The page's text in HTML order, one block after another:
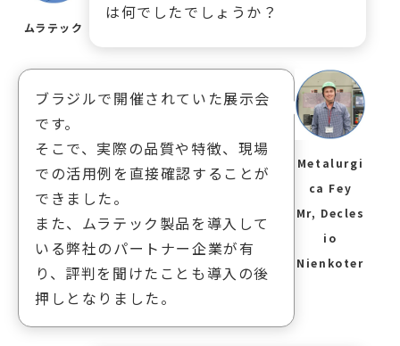
ムラテック
は何でしたでしょうか？
ブラジルで開催されていた展示会
です。
そこで、実際の品質や特徴、現場
での活用例を直接確認することが
できました。
また、ムラテック製品を導入して
いる弊社のパートナー企業が有
り、評判を聞けたことも導入の後
押しとなりました。
Metalurgi
ca Fey
Mr, Decles
io
Nienkoter